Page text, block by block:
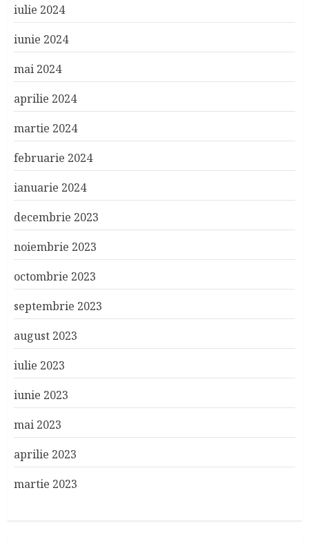
iulie 2024
iunie 2024
mai 2024
aprilie 2024
martie 2024
februarie 2024
ianuarie 2024
decembrie 2023
noiembrie 2023
octombrie 2023
septembrie 2023
august 2023
iulie 2023
iunie 2023
mai 2023
aprilie 2023
martie 2023